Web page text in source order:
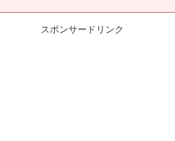
スポンサードリンク